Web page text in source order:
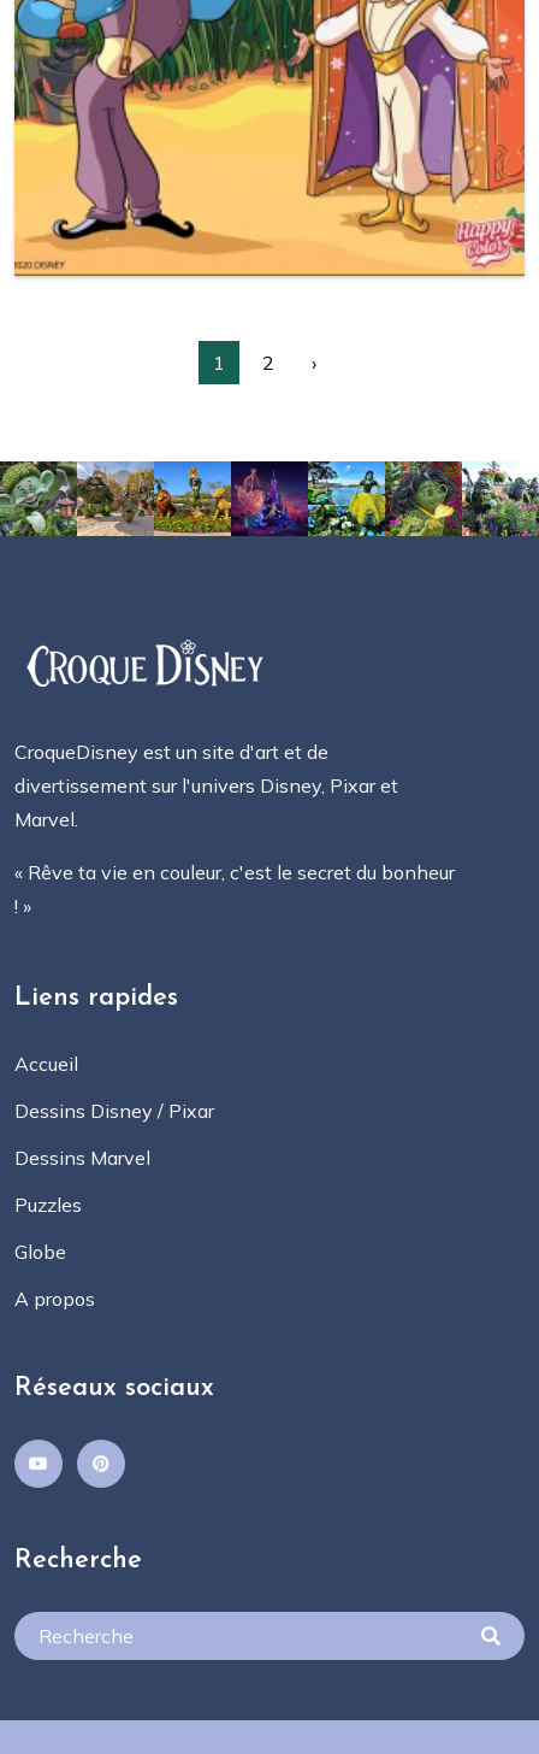
1 2 ›
CroqueDisney est un site d'art et de
divertissement sur l'univers Disney, Pixar et
Marvel.
« Rêve ta vie en couleur, c'est le secret du bonheur
! »
Liens rapides
Accueil
Dessins Disney / Pixar
Dessins Marvel
Puzzles
Globe
A propos
Réseaux sociaux
Recherche